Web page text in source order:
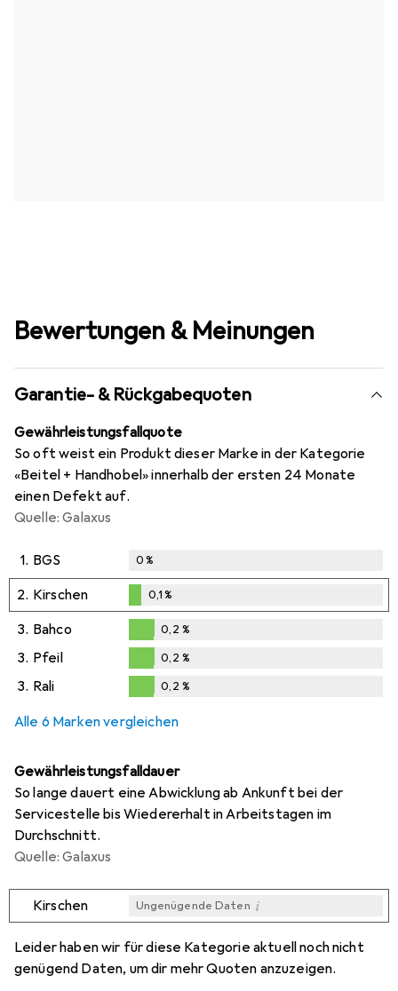
Bewertungen & Meinungen
Garantie- & Rückgabequoten
Gewährleistungsfallquote
So oft weist ein Produkt dieser Marke in der Kategorie
«Beitel + Handhobel» innerhalb der ersten 24 Monate
einen Defekt auf.
Quelle: Galaxus
1. BGS 0%
2. Kirschen
0,1%
0,1%
3. Bahco
0,2%
0,2 %
3. Pfeil
0,2%
0,2 %
3. Rali 0,2 %
Alle 6 Marken vergleichen
Gewährleistungsfalldauer
So lange dauert eine Abwicklung ab Ankunft bei der
Servicestelle bis Wiedererhalt in Arbeitstagen im
Durchschnitt.
Quelle: Galaxus
Kirschen Ungenügende Daten i
Leider haben wir für diese Kategorie aktuell noch nicht
genügend Daten, um dir mehr Quoten anzuzeigen.